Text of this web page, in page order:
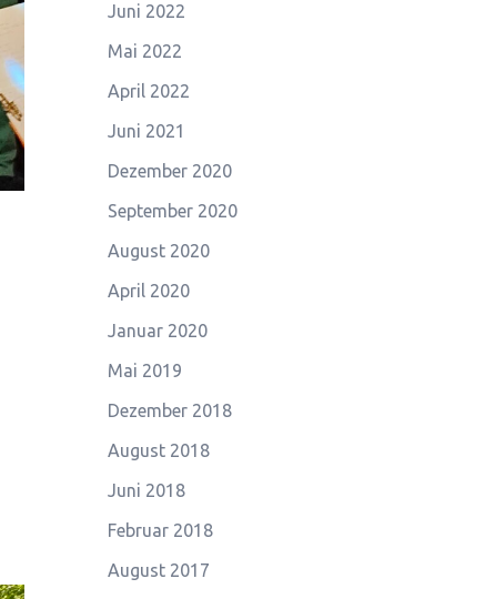
Juni 2022
Mai 2022
April 2022
Juni 2021
Dezember 2020
September 2020
August 2020
April 2020
Januar 2020
Mai 2019
Dezember 2018
August 2018
Juni 2018
Februar 2018
August 2017